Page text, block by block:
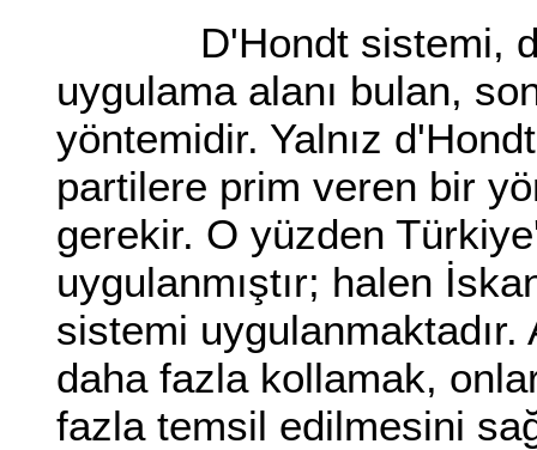
D'Hondt sistemi,
uygulama alanı bulan,
yöntemidir. Yalnız
partilere prim veren bir
gerekir. O yüzden
uygulanmıştır; halen
sistemi
daha fazla kollamak,
fazla temsil edilmesini